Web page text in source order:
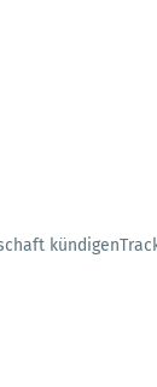
kündigen